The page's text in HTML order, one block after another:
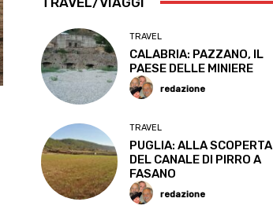
TRAVEL
CALABRIA: PAZZANO, IL
PAESE DELLE MINIERE
redazione
TRAVEL
PUGLIA: ALLA SCOPERTA
DEL CANALE DI PIRRO A
FASANO
redazione